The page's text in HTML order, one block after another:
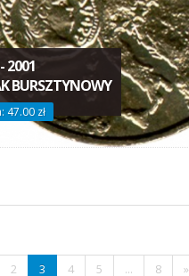
2001
BURSZTYNOWY
47.00 zł
2 3 4 5 ... 8 »